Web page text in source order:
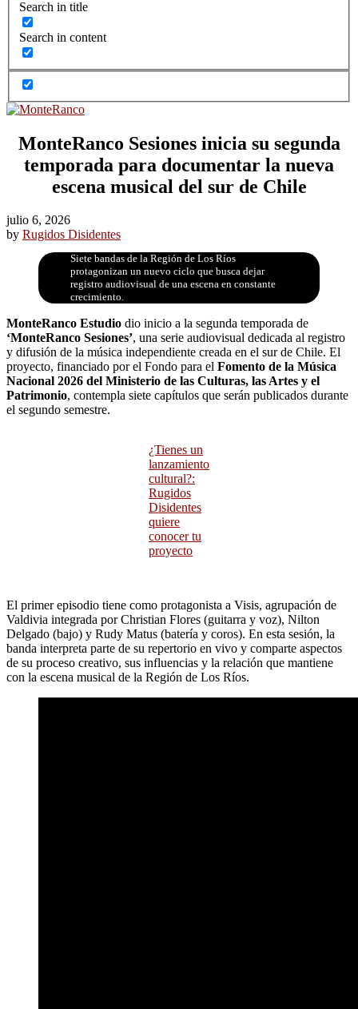
Search in title
Search in content
MonteRanco Sesiones inicia su segunda
temporada para documentar la nueva
escena musical del sur de Chile
julio 6, 2026
by Rugidos Disidentes
Siete bandas de la Región de Los Ríos
protagonizan un nuevo ciclo que busca dejar
registro audiovisual de una escena en constante
crecimiento.
MonteRanco Estudio dio inicio a la segunda temporada de
‘MonteRanco Sesiones’, una serie audiovisual dedicada al registro
y difusión de la música independiente creada en el sur de Chile. El
proyecto, financiado por el Fondo para el Fomento de la Música
Nacional 2026 del Ministerio de las Culturas, las Artes y el
Patrimonio, contempla siete capítulos que serán publicados durante
el segundo semestre.
¿Tienes un
lanzamiento
cultural?:
Rugidos
Disidentes
quiere
conocer tu
proyecto
El primer episodio tiene como protagonista a Visis, agrupación de
Valdivia integrada por Christian Flores (guitarra y voz), Nilton
Delgado (bajo) y Rudy Matus (batería y coros). En esta sesión, la
banda interpreta parte de su repertorio en vivo y comparte aspectos
de su proceso creativo, sus influencias y la relación que mantiene
con la escena musical de la Región de Los Ríos.